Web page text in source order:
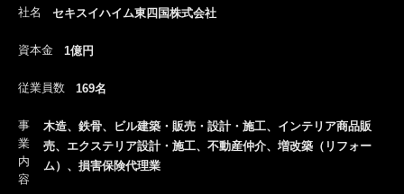
社名 セキスイハイム東四国株式会社
資本金 1億円
従業員数 169名
事
業
内
容
木造、鉄骨、ビル建築・販売・設計・施工、インテリア商品販
売、エクステリア設計・施工、不動産仲介、増改築（リフォー
ム）、損害保険代理業